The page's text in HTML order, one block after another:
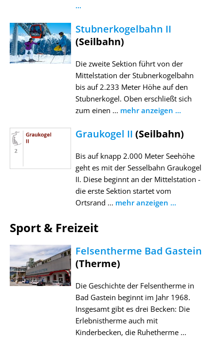
...
Stubnerkogelbahn II
(Seilbahn)
Die zweite Sektion führt von der
Mittelstation der Stubnerkogelbahn
bis auf 2.233 Meter Höhe auf den
Stubnerkogel. Oben erschließt sich
zum einen ... mehr anzeigen ...
Graukogel II (Seilbahn)
Bis auf knapp 2.000 Meter Seehöhe
geht es mit der Sesselbahn Graukogel
II. Diese beginnt an der Mittelstation -
die erste Sektion startet vom
Ortsrand ... mehr anzeigen ...
Sport & Freizeit
Felsentherme Bad Gastein
(Therme)
Die Geschichte der Felsentherme in
Bad Gastein beginnt im Jahr 1968.
Insgesamt gibt es drei Becken: Die
Erlebnistherme auch mit
Kinderbecken, die Ruhetherme ...